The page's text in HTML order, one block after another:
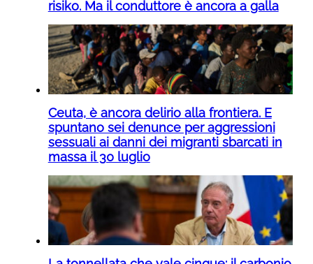
risiko. Ma il conduttore è ancora a galla
Ceuta, è ancora delirio alla frontiera. E
spuntano sei denunce per aggressioni
sessuali ai danni dei migranti sbarcati in
massa il 30 luglio